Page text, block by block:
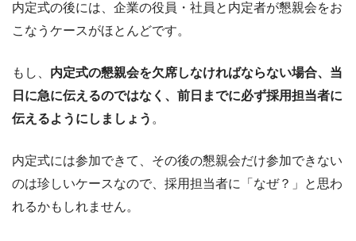
内定式の後には、企業の役員・社員と内定者が懇親会をお
こなうケースがほとんどです。
もし、 内定式の懇親会を欠席しなければならない場合、当
日に急に伝えるのではなく、前日までに必ず採用担当者に
伝えるようにしましょう 。
内定式には参加できて、その後の懇親会だけ参加できない
のは珍しいケースなので、採用担当者に「なぜ？」と思わ
れるかもしれません。